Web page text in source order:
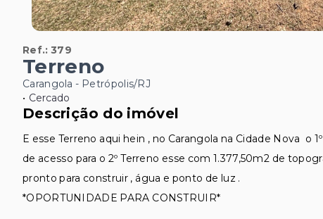
Ref.:379
Terreno
Carangola - Petrópolis/RJ
• Cercado
Descrição do imóvel
E esse Terreno aqui hein , no Carangola na Cidade Nova o
de acesso para o 2º Terreno esse com 1.377,50m2 de
pronto para construir , água e ponto de luz .
*OPORTUNIDADE PARA CONSTRUIR*